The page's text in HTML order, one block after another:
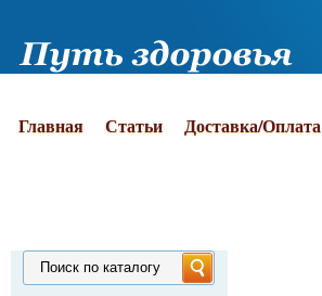
Главная Статьи Доставка/Оплата
Поиск по каталогу